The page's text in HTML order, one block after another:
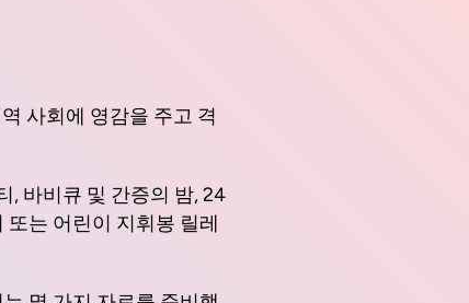
사회에 영감을 주고 격
, 바비큐 및 간증의 밤, 24
는 어린이 지휘봉 릴레
Tamil
Telugu
Urdu